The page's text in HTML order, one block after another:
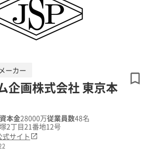
ーカー
企画株式会社 東京本
資本金28000万従業員数48名
2丁目21番地12号
式サイト